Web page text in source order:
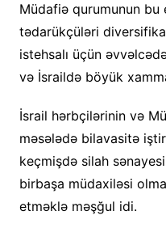
Müdafiə qurumunun bu
tədarükçüləri
istehsalı üçün
və İsraildə böyük
İsrail hərbçilərinin və
məsələdə bilavasitə
keçmişdə silah
birbaşa müdaxiləsi
etməklə məşğul idi.